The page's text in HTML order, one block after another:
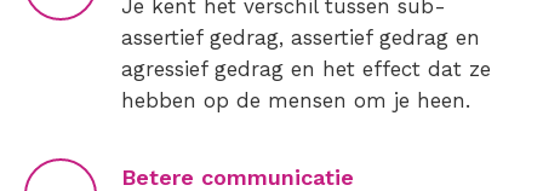
Je kent het verschil tussen sub-
assertief gedrag, assertief gedrag en
agressief gedrag en het effect dat ze
hebben op de mensen om je heen.
Betere communicatie